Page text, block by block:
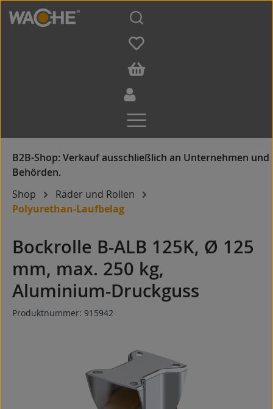
Zum Hauptinhalt springen
Shop
Räder und Rollen
Polyurethan-Laufbelag
Bockrolle B-ALB 125K, Ø 125
mm, max. 250 kg,
Aluminium-Druckguss
Produktnummer: 915942